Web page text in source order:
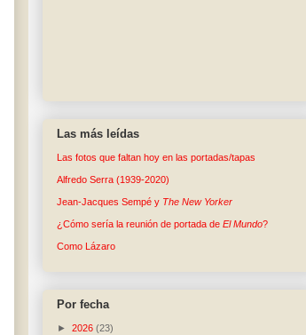
Las más leídas
Las fotos que faltan hoy en las portadas/tapas
Alfredo Serra (1939-2020)
Jean-Jacques Sempé y The New Yorker
¿Cómo sería la reunión de portada de El Mundo?
Como Lázaro
Por fecha
► 2026 (23)